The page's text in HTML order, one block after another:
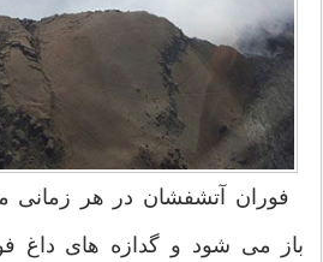
فوران آتشفشان در هر زمانی
باز می شود و گدازه های داغ